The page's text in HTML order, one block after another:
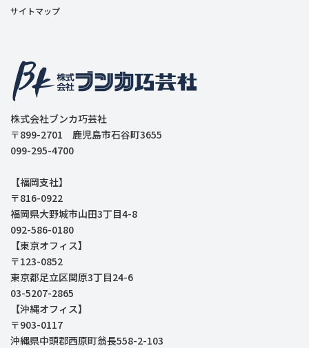
サイトマップ
株式会社ブンカ巧芸社
〒899-2701 鹿児島市石谷町3655
099-295-4700
【福岡支社】
〒816-0922
福岡県大野城市山田3丁目4-8
092-586-0180
【東京オフィス】
〒123-0852
東京都足立区関原3丁目24-6
03-5207-2865
【沖縄オフィス】
〒903-0117
沖縄県中頭郡西原町翁長558-2-103